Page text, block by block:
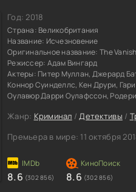
Год:2018
Страна: Великобритания
Название: Исчезновение
Оригинальное название: The
Режиссер: Адам Вингард
Актеры: Питер Муллан, Джерард
Коннор Суинделлс, Кен Друри,
Оулавюр Дарри Оулафссон,
Жанр: Криминал /Детективы /
Премьера в мире: 11 октября
8.6 (302 856) 8.6 (302 856)